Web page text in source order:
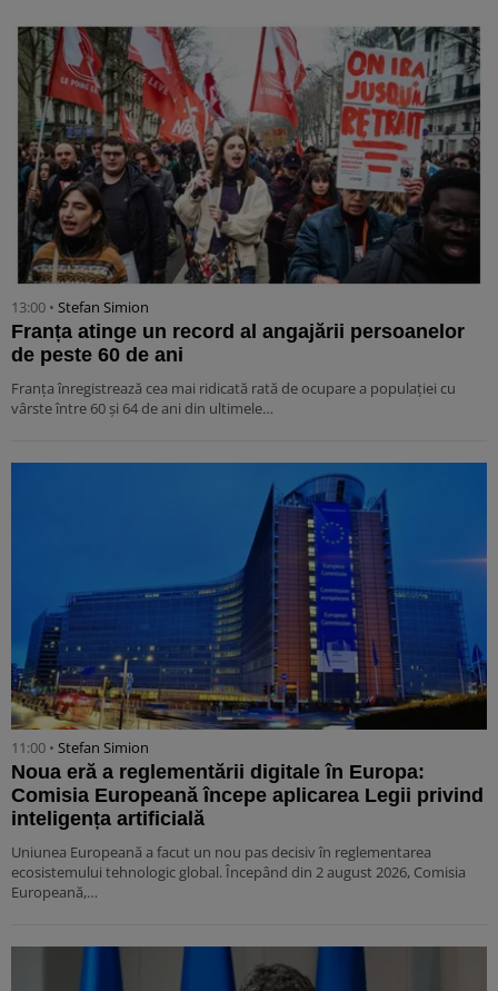
13:00 • Stefan Simion
Franța atinge un record al angajării persoanelor
de peste 60 de ani
Franța înregistrează cea mai ridicată rată de ocupare a populației cu
vârste între 60 și 64 de ani din ultimele…
11:00 • Stefan Simion
Noua eră a reglementării digitale în Europa:
Comisia Europeană începe aplicarea Legii privind
inteligența artificială
Uniunea Europeană a facut un nou pas decisiv în reglementarea
ecosistemului tehnologic global. Începând din 2 august 2026, Comisia
Europeană,…